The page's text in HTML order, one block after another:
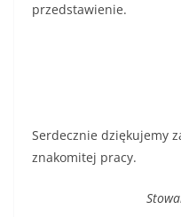
przedstawienie.
Serdecznie dziękujemy
znakomitej pracy.